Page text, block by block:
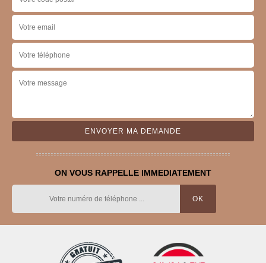
ON VOUS RAPPELLE IMMEDIATEMENT